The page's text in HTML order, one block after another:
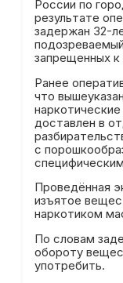
России по
результате
задержан 32-
запрещенных
Ранее
что
доставлен в
с
Проведённая
изъятое
наркотиком
По словам
обороту
употребить.